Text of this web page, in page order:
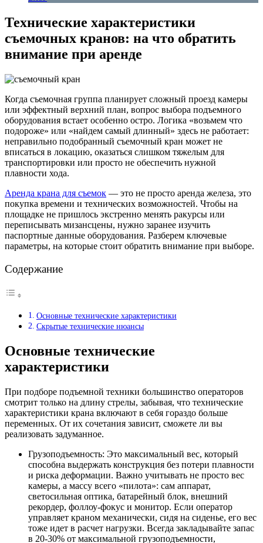
Технические характеристики
съемочных кранов: на что обратить
внимание при аренде
Когда съемочная группа планирует сложный проезд камеры
или эффектный верхний план, вопрос выбора подъемного
оборудования встает особенно остро. Логика «возьмем что
подороже» или «найдем самый длинный» здесь не работает:
неправильно подобранный съемочный кран может не
вписаться в локацию, оказаться слишком тяжелым для
транспортировки или просто не обеспечить нужной
плавности хода.
Аренда крана для съемок — это не просто аренда железа, это
покупка времени и технических возможностей. Чтобы на
площадке не пришлось экстренно менять ракурсы или
переписывать мизансцены, нужно заранее изучить
паспортные данные оборудования. Разберем ключевые
параметры, на которые стоит обратить внимание при выборе.
Содержание
Основные технические характеристики
Скрытые технические нюансы
Основные технические
характеристики
При подборе подъемной техники большинство операторов
смотрит только на длину стрелы, забывая, что технические
характеристики крана включают в себя гораздо больше
переменных. От их сочетания зависит, сможете ли вы
реализовать задуманное.
Грузоподъемность: Это максимальный вес, который
способна выдержать конструкция без потери плавности
и риска деформации. Важно учитывать не просто вес
камеры, а массу всего «пилота»: сам аппарат,
светосильная оптика, батарейный блок, внешний
рекордер, фоллоу-фокус и монитор. Если оператор
управляет краном механически, сидя на сиденье, его вес
тоже идет в расчет нагрузки. Всегда закладывайте запас
в 20-30% от максимальной грузоподъемности,